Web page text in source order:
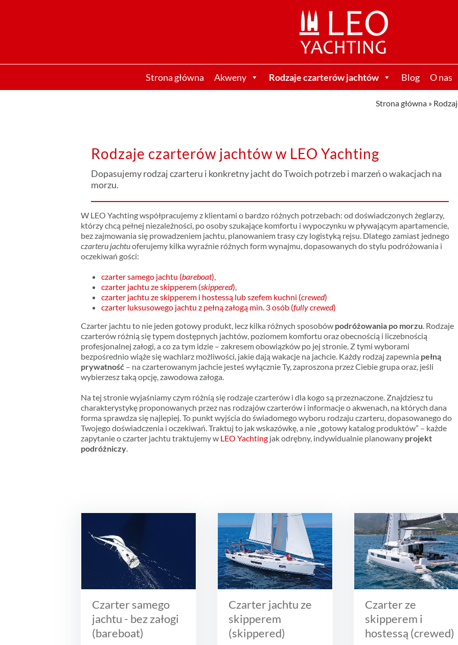
Strona główna Akweny Rodzaje czarterów jachtów Blog O nas
Strona główna »
Rodzaje czarterów jachtów w LEO Yachting
Dopasujemy rodzaj czarteru i konkretny jacht do Twoich potrzeb i marzeń o wakacjach na
morzu.
W LEO Yachting współpracujemy z klientami o bardzo różnych potrzebach: od doświadczonych żeglarzy,
którzy chcą pełnej niezależności, po osoby szukające komfortu i wypoczynku w pływającym apartamencie,
bez zajmowania się prowadzeniem jachtu, planowaniem trasy czy logistyką rejsu. Dlatego zamiast jednego
czarteru jachtuoferujemy kilka wyraźnie różnych form wynajmu, dopasowanych do stylu podróżowania i
oczekiwań gości:
czarter samego jachtu (bareboat),
czarter jachtu ze skipperem (skippered),
czarter jachtu ze skipperem i hostessą lub szefem kuchni (crewed)
czarter luksusowego jachtu z pełną załogą min. 3 osób (fullycrewed)
Czarter jachtu to nie jeden gotowy produkt, lecz kilka różnych sposobów podróżowania po morzu. Rodzaje
czarterów różnią się typem dostępnych jachtów, poziomem komfortu oraz obecnością i liczebnością
profesjonalnej załogi, a co za tym idzie – zakresem obowiązków po jej stronie. Z tymi wyborami
bezpośrednio wiąże się wachlarz możliwości, jakie dają wakacje na jachcie. Każdy rodzaj zapewnia pełną
prywatność – na czarterowanym jachcie jesteś wyłącznie Ty, zaproszona przez Ciebie grupa oraz, jeśli
wybierzesz taką opcję, zawodowa załoga.
Na tej stronie wyjaśniamy czym różnią się rodzaje czarterów i dla kogo są przeznaczone. Znajdziesz tu
charakterystykę proponowanych przez nas rodzajów czarterów i informacje o akwenach, na których dana
forma sprawdza się najlepiej. To punkt wyjścia do świadomego wyboru rodzaju czarteru, dopasowanego do
Twojego doświadczenia i oczekiwań. Traktuj to jak wskazówkę, a nie „gotowy katalog produktów” – każde
zapytanie o czarter jachtu traktujemy w LEO Yachting jak odrębny, indywidualnie planowany projekt
podróżniczy.
Czarter samego
jachtu - bez załogi
(bareboat)
Czarter jachtu ze
skipperem
(skippered)
Czarter ze
skipperem i
hostessą (crewed)